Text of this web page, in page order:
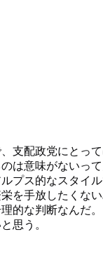
配政党にとっ
は意味がないっ
プス的なスタイ
を手放したくな
的な判断なんだ
思う。